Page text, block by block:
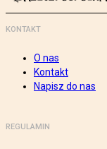
KONTAKT
O nas
Kontakt
Napisz do nas
REGULAMIN